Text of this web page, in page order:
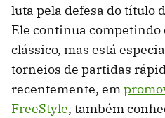
luta pela defesa do título
Ele continua
clássico, mas está
torneios de partidas
recentemente, em
FreeStyle, também